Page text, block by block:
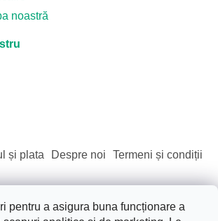
pentru a asigura buna funcționare a
noastră
și plata Despre noi Termeni și condiții